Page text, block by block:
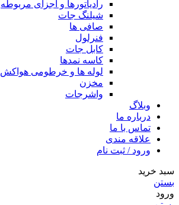
رادیاتورها و اجزای مربوطه
شیلنگ جات
صافی ها
فنرلول
کابل جات
کاسه نمدها
لوله ها و خرطومی هواکش
مخزن
واشرجات
وبلاگ
درباره ما
تماس با ما
علاقه مندی
ورود / ثبت نام
سبد خرید
بستن
ورود